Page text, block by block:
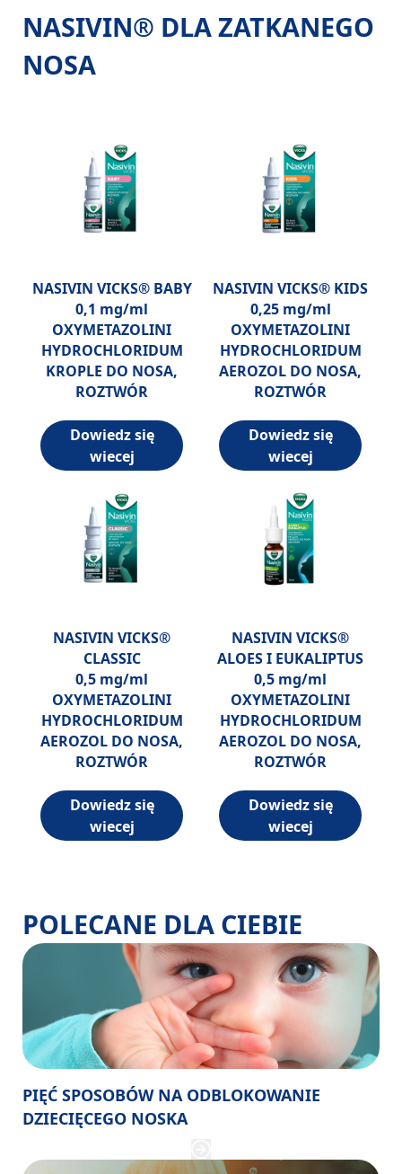
NASIVIN® DLA ZATKANEGO
NOSA
NASIVIN VICKS® BABY
0,1 mg/ml
OXYMETAZOLINI
HYDROCHLORIDUM
KROPLE DO NOSA,
ROZTWÓR
Dowiedz się
wiecej
NASIVIN VICKS® KIDS
0,25 mg/ml
OXYMETAZOLINI
HYDROCHLORIDUM
AEROZOL DO NOSA,
ROZTWÓR
Dowiedz się
wiecej
NASIVIN VICKS®
CLASSIC
0,5 mg/ml
OXYMETAZOLINI
HYDROCHLORIDUM
AEROZOL DO NOSA,
ROZTWÓR
Dowiedz się
wiecej
NASIVIN VICKS®
ALOES I EUKALIPTUS
0,5 mg/ml
OXYMETAZOLINI
HYDROCHLORIDUM
AEROZOL DO NOSA,
ROZTWÓR
Dowiedz się
wiecej
PIĘĆ SPOSOBÓW NA ODBLOKOWANIE
DZIECIĘCEGO NOSKA